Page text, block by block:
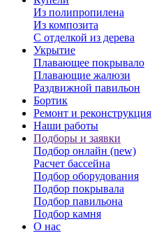
Из полипропилена
Из композита
С отделкой из дерева
Укрытие
Плавающее покрывало
Плавающие жалюзи
Раздвижной павильон
Бортик
Ремонт и реконструкция
Наши работы
Подборы и заявки
Подбор онлайн (new)
Расчет бассейна
Подбор оборудования
Подбор покрывала
Подбор павильона
Подбор камня
О нас